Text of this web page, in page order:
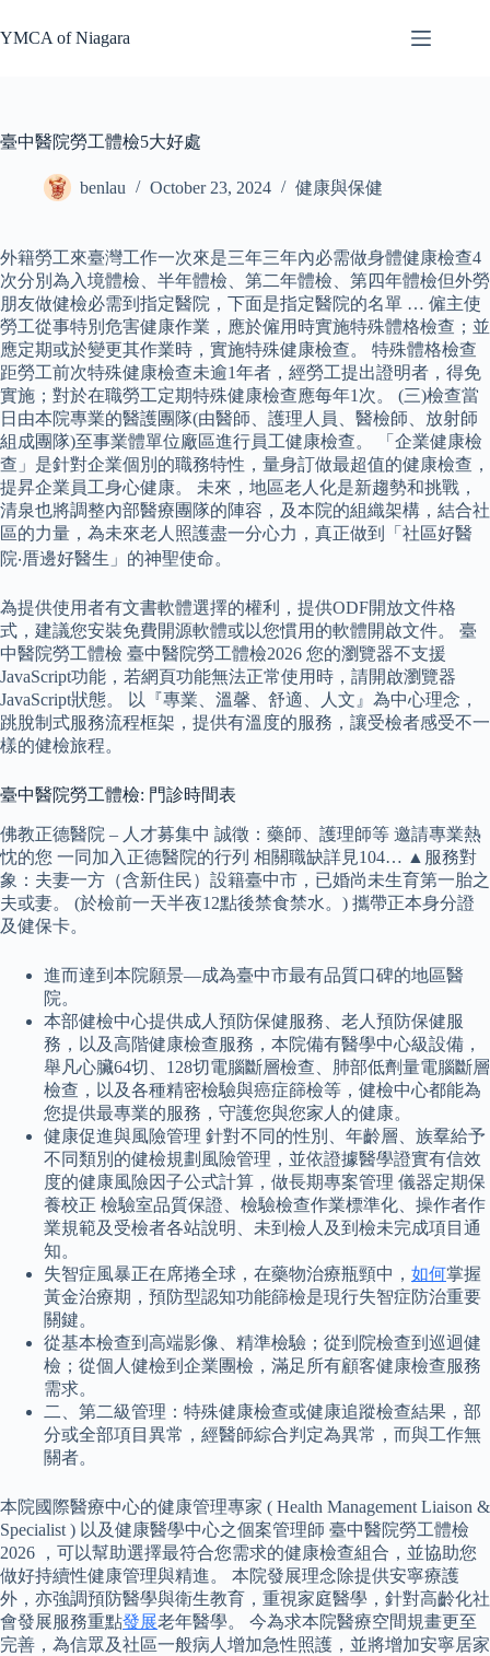
to
content
YMCA of Niagara
臺中醫院勞工體檢5大好處
benlau October 23, 2024 健康與保健
外籍勞工來臺灣工作一次來是三年三年內必需做身體健康檢查4
次分別為入境體檢、半年體檢、第二年體檢、第四年體檢但外勞
朋友做健檢必需到指定醫院，下面是指定醫院的名單 … 僱主使
勞工從事特別危害健康作業，應於僱用時實施特殊體格檢查；並
應定期或於變更其作業時，實施特殊健康檢查。 特殊體格檢查
距勞工前次特殊健康檢查未逾1年者，經勞工提出證明者，得免
實施；對於在職勞工定期特殊健康檢查應每年1次。 (三)檢查當
日由本院專業的醫護團隊(由醫師、護理人員、醫檢師、放射師
組成團隊)至事業體單位廠區進行員工健康檢查。 「企業健康檢
查」是針對企業個別的職務特性，量身訂做最超值的健康檢查，
提昇企業員工身心健康。 未來，地區老人化是新趨勢和挑戰，
清泉也將調整內部醫療團隊的陣容，及本院的組織架構，結合社
區的力量，為未來老人照護盡一分心力，真正做到「社區好醫
院‧厝邊好醫生」的神聖使命。
為提供使用者有文書軟體選擇的權利，提供ODF開放文件格
式，建議您安裝免費開源軟體或以您慣用的軟體開啟文件。 臺
中醫院勞工體檢 臺中醫院勞工體檢2026 您的瀏覽器不支援
JavaScript功能，若網頁功能無法正常使用時，請開啟瀏覽器
JavaScript狀態。 以『專業、溫馨、舒適、人文』為中心理念，
跳脫制式服務流程框架，提供有溫度的服務，讓受檢者感受不一
樣的健檢旅程。
臺中醫院勞工體檢: 門診時間表
佛教正德醫院 – 人才募集中 誠徵：藥師、護理師等 邀請專業熱
忱的您 一同加入正德醫院的行列 相關職缺詳見104… ▲服務對
象：夫妻一方（含新住民）設籍臺中市，已婚尚未生育第一胎之
夫或妻。 (於檢前一天半夜12點後禁食禁水。) 攜帶正本身分證
及健保卡。
進而達到本院願景—成為臺中市最有品質口碑的地區醫
院。
本部健檢中心提供成人預防保健服務、老人預防保健服
務，以及高階健康檢查服務，本院備有醫學中心級設備，
舉凡心臟64切、128切電腦斷層檢查、肺部低劑量電腦斷層
檢查，以及各種精密檢驗與癌症篩檢等，健檢中心都能為
您提供最專業的服務，守護您與您家人的健康。
健康促進與風險管理 針對不同的性別、年齡層、族羣給予
不同類別的健檢規劃風險管理，並依證據醫學證實有信效
度的健康風險因子公式計算，做長期專案管理 儀器定期保
養校正 檢驗室品質保證、檢驗檢查作業標準化、操作者作
業規範及受檢者各站說明、未到檢人及到檢未完成項目通
知。
失智症風暴正在席捲全球，在藥物治療瓶頸中， 如何掌握
黃金治療期，預防型認知功能篩檢是現行失智症防治重要
關鍵。
從基本檢查到高端影像、精準檢驗；從到院檢查到巡迴健
檢；從個人健檢到企業團檢，滿足所有顧客健康檢查服務
需求。
二、第二級管理：特殊健康檢查或健康追蹤檢查結果，部
分或全部項目異常，經醫師綜合判定為異常，而與工作無
關者。
本院國際醫療中心的健康管理專家 ( Health Management Liaison &
Specialist ) 以及健康醫學中心之個案管理師 臺中醫院勞工體檢
2026 ，可以幫助選擇最符合您需求的健康檢查組合，並協助您
做好持續性健康管理與精進。 本院發展理念除提供安寧療護
外，亦強調預防醫學與衛生教育，重視家庭醫學，針對高齡化社
會發展服務重點發展老年醫學。 今為求本院醫療空間規畫更至
完善，為信眾及社區一般病人增加急性照護，並將增加安寧居家